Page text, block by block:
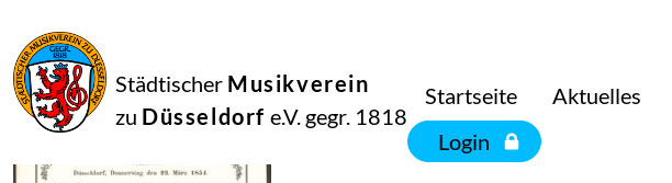
Städtischer Musikverein
zu Düsseldorf e.V. gegr. 1818
Startseite Aktuelles
Login
Februar
2018
Netkotec
hhi-211